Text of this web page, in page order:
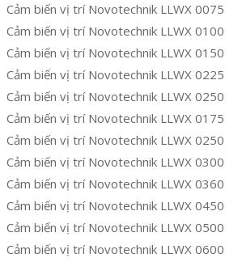
Cảm biến vị trí Novotechnik LLWX 0075
Cảm biến vị trí Novotechnik LLWX 0100
Cảm biến vị trí Novotechnik LLWX 0150
Cảm biến vị trí Novotechnik LLWX 0225
Cảm biến vị trí Novotechnik LLWX 0250
Cảm biến vị trí Novotechnik LLWX 0175
Cảm biến vị trí Novotechnik LLWX 0250
Cảm biến vị trí Novotechnik LLWX 0300
Cảm biến vị trí Novotechnik LLWX 0360
Cảm biến vị trí Novotechnik LLWX 0450
Cảm biến vị trí Novotechnik LLWX 0500
Cảm biến vị trí Novotechnik LLWX 0600